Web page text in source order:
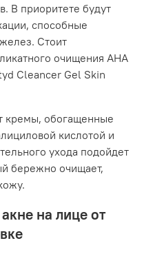
В приоритете будут
способные
Стоит
очищения AHA
Cleancer Gel Skin
кремы, обогащенные
кислотой и
ухода подойдет
бережно очищает,
на лице от